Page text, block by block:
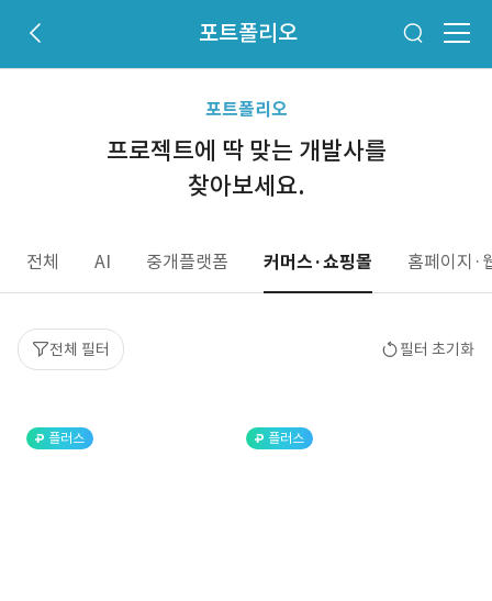
포트폴리오
포트폴리오
프로젝트에 딱 맞는 개발사를
찾아보세요.
전체 AI 중개플랫폼 커머스·쇼핑몰 홈페이지·
전체 필터 필터 초기화
플러스 플러스